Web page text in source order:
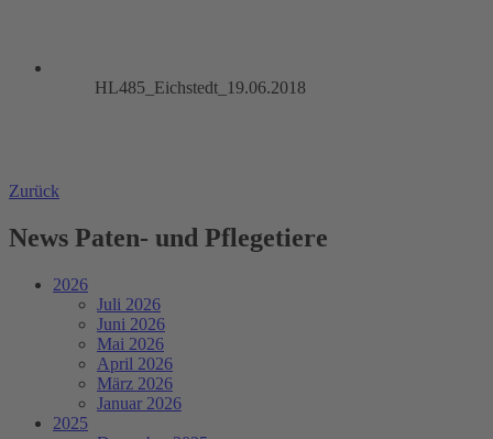
HL485_Eichstedt_19.06.2018
Zurück
News Paten- und Pflegetiere
2026
Juli 2026
Juni 2026
Mai 2026
April 2026
März 2026
Januar 2026
2025